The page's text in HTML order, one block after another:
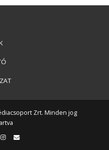
Zrt. Minden jog